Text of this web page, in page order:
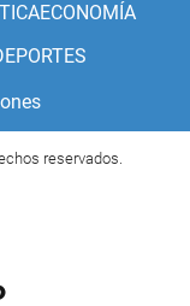
ECONOMÍA
reservados.